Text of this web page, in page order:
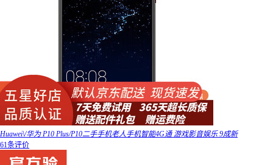
Huawei\/华为 P10 Plus/P10二手手机老人手机智能4G通 游戏影音娱乐 9成新
61条评价